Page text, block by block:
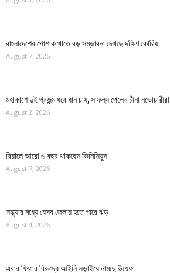
বাংলাদেশের পোশাক খাতে বড় সম্ভাবনা দেখছে দক্ষিণ কোরিয়া
August 7, 2026
মহাকাশে দুই প্রজন্ম ধরে ধান চাষ, সাফল্য পেলেন চীনা নভোচারীরা
August 2, 2026
রিয়ালে আরো ৬ বছর থাকছেন ভিনিসিয়ুস
August 7, 2026
সন্ধ্যার মধ্যে যেসব জেলায় হতে পারে ঝড়
August 4, 2026
এবার ফিফার বিরুদ্ধে আইনি লড়াইয়ে নামছে উয়েফা